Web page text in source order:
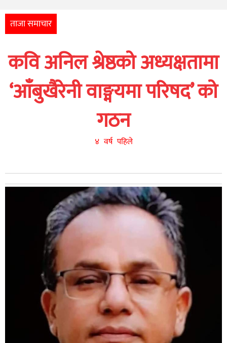
आर्थिक
नेपाली
युनिकोड
ताजा समाचार
कवि अनिल श्रेष्ठको अध्यक्षतामा
‘आँबुखैरेनी वाङ्मयमा परिषद’ को
गठन
४ वर्ष पहिले